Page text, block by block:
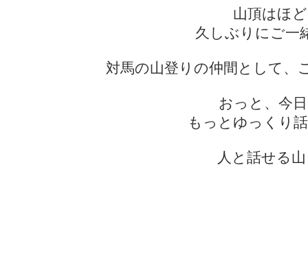
山頂はほ
久しぶりにご一
対馬の山登りの仲間として、
おっと、今
もっとゆっくり
人と話せる